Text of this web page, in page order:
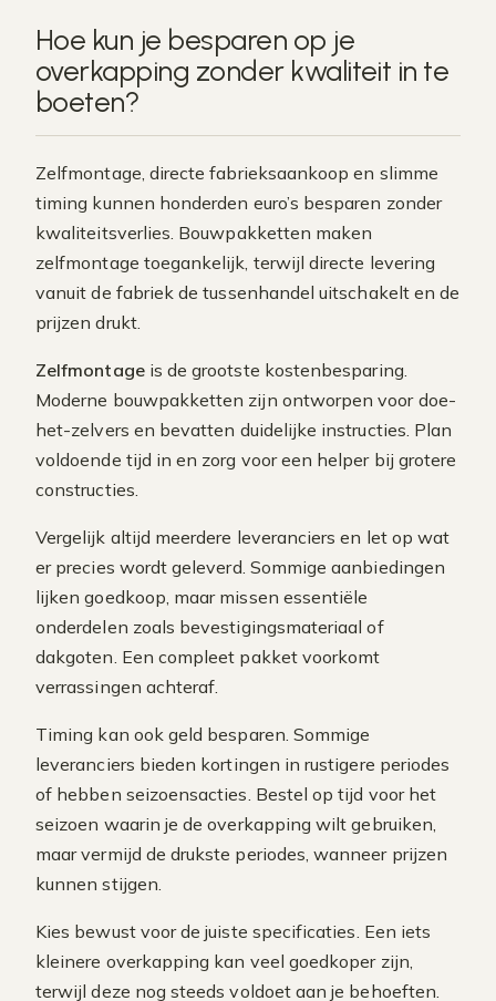
Hoe kun je besparen op je
overkapping zonder kwaliteit in te
boeten?
Zelfmontage, directe fabrieksaankoop en slimme
timing kunnen honderden euro’s besparen zonder
kwaliteitsverlies. Bouwpakketten maken
zelfmontage toegankelijk, terwijl directe levering
vanuit de fabriek de tussenhandel uitschakelt en de
prijzen drukt.
Zelfmontageis de grootste kostenbesparing.
Moderne bouwpakketten zijn ontworpen voor doe-
het-zelvers en bevatten duidelijke instructies. Plan
voldoende tijd in en zorg voor een helper bij grotere
constructies.
Vergelijk altijd meerdere leveranciers en let op wat
er precies wordt geleverd. Sommige aanbiedingen
lijken goedkoop, maar missen essentiële
onderdelen zoals bevestigingsmateriaal of
dakgoten. Een compleet pakket voorkomt
verrassingen achteraf.
Timing kan ook geld besparen. Sommige
leveranciers bieden kortingen in rustigere periodes
of hebben seizoensacties. Bestel op tijd voor het
seizoen waarin je de overkapping wilt gebruiken,
maar vermijd de drukste periodes, wanneer prijzen
kunnen stijgen.
Kies bewust voor de juiste specificaties. Een iets
kleinere overkapping kan veel goedkoper zijn,
terwijl deze nog steeds voldoet aan je behoeften.